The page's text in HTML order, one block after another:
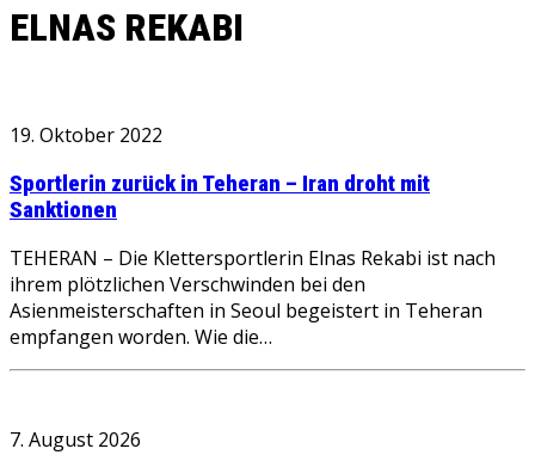
ELNAS REKABI
19. Oktober 2022
Sportlerin zurück in Teheran – Iran droht mit
Sanktionen
TEHERAN – Die Klettersportlerin Elnas Rekabi ist nach
ihrem plötzlichen Verschwinden bei den
Asienmeisterschaften in Seoul begeistert in Teheran
empfangen worden. Wie die…
7. August 2026